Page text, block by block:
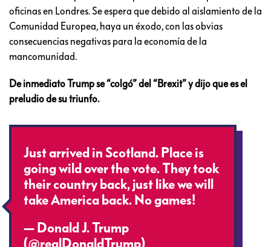
movimiento, sustentado en la teoría del estado pequeño, con
una mínima intervención estatal y conservador de las
tradiciones autóctonas.
mundo, los líderes nativistas convencieron a la mitad de la
población de que la integración con el resto de Europa y el
oficinas en Londres. Se espera que debido al aislamiento de la
Comunidad Europea, haya un éxodo, con las obvias
consecuencias negativas para la economía de la
mancomunidad.
De inmediato Trump se “colgó” del “Brexit” y dijo que es el
preludio de su triunfo.